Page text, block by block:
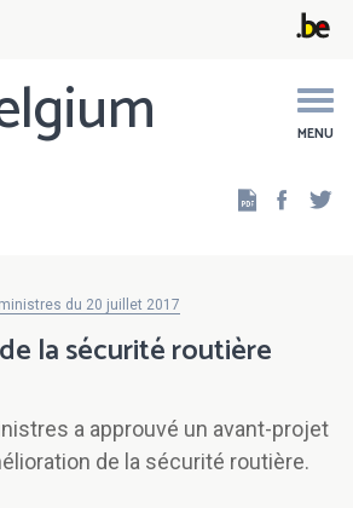
MENU
du 20 juillet 2017
la sécurité routière
a approuvé un avant-projet
de la sécurité routière.